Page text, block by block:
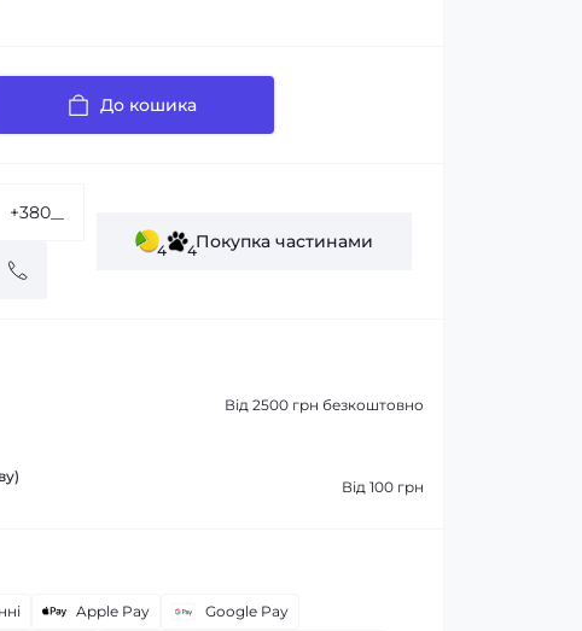
До кошика
4 4Покупка частинами
Від 2500 грн безкоштовно
Від 100 грн
Apple Pay
Google Pay